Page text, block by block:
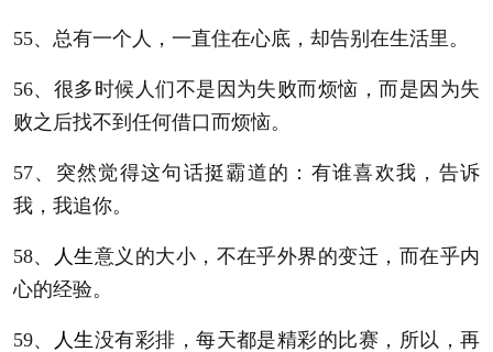
55、总有一个人，一直住在心底，却告别在生活里。
56、很多时候人们不是因为失败而烦恼，而是因为失
败之后找不到任何借口而烦恼。
57、突然觉得这句话挺霸道的：有谁喜欢我，告诉
我，我追你。
58、 人生意义的大小，不在乎外界的变迁，而在乎内
心的经验。
59、 人生没有彩排，每天都是精彩的比赛，所以，再